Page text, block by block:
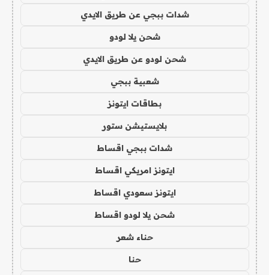
شدات ببجي عن طريق الايدي
شحن يلا لودو
شحن لودو عن طريق الايدي
شعبية ببجي
بطاقات ايتونز
بلايستيشن ستور
شدات ببجي اقساط
ايتونز امريكي اقساط
ايتونز سعودي اقساط
شحن يلا لودو اقساط
حناء شعر
حنا